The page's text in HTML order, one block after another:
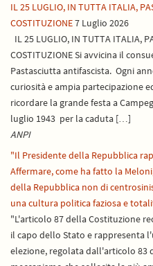
IL 25 LUGLIO, IN TUTTA ITALIA,
COSTITUZIONE7 Luglio 2026
IL 25 LUGLIO, IN TUTTA ITALIA,
COSTITUZIONE Si avvicina il
Pastasciutta antifascista. Ogni
curiosità e ampia partecipazione
ricordare la grande festa a
luglio 1943 per la caduta […]
ANPI
"Il Presidente della Repubblica
Affermare, come ha fatto la
della Repubblica non di
una cultura politica faziosa e
"L'articolo 87 della Costituzione
il capo dello Stato e rappresenta
elezione, regolata dall'articolo 83